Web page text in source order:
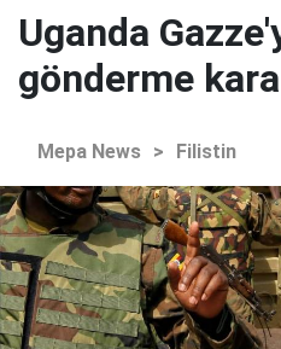
Uganda
gönderme
Mepa News > Filistin